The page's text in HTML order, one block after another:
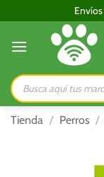
al
contenido
Envíos
Búsqueda
de
productos
Tienda / Perros /